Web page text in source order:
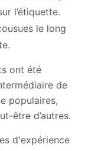
l’étiquette.
le long
ont été
de
populaires,
être d’autres.
d'expérience